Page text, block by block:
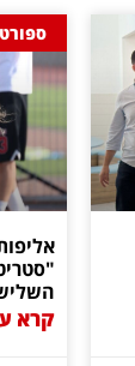
ספורט
קרא